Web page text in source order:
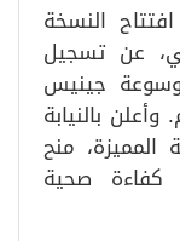
النسخة
عن تسجيل
جينيس
بالنيابة
المميزة، منح
المميزة لأكثر من 2600 كفاءة صحية